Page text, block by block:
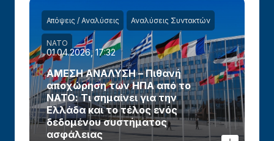
Απόψεις / Αναλύσεις Αναλύσεις Συντακτών
ΝΑΤΟ
01.04.2026, 17:32
ΑΜΕΣΗ ΑΝΑΛΥΣΗ – Πιθανή
αποχώρηση των ΗΠΑ από το
ΝΑΤΟ: Τι σημαίνει για την
Ελλάδα και το τέλος ενός
δεδομένου συστήματος
ασφάλειας